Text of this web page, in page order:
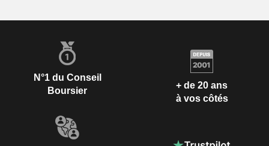
N°1 du Conseil
Boursier
+ de 20 ans
à vos côtés